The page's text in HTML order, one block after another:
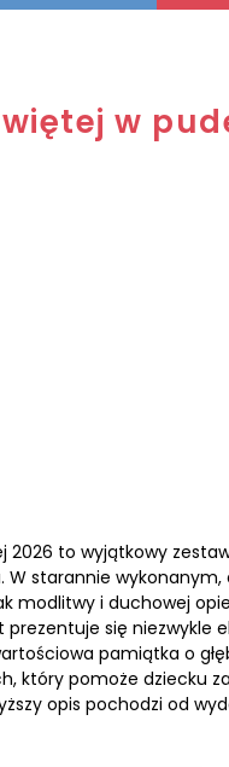
w
2026 to wyjątkowy
starannie
modlitwy i duchowej
się niezwykle
pamiątka o
który pomoże dziecku
opis pochodzi od